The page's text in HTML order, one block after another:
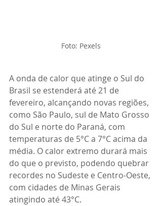
Foto: Pexels
A onda de calor que atinge o Sul do
Brasil se estenderá até 21 de
fevereiro, alcançando novas regiões,
como São Paulo, sul de Mato Grosso
do Sul e norte do Paraná, com
temperaturas de 5°C a 7°C acima da
média. O calor extremo durará mais
do que o previsto, podendo quebrar
recordes no Sudeste e Centro-Oeste,
com cidades de Minas Gerais
atingindo até 43°C.